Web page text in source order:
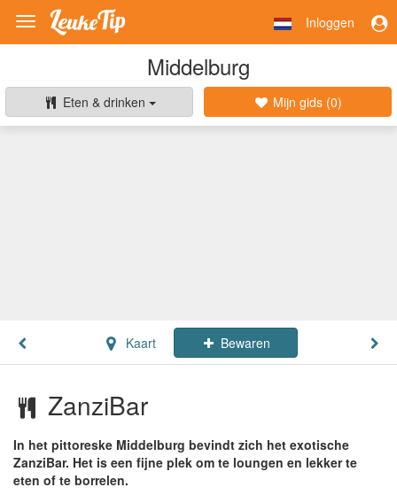
Toggle
navigation
Inloggen
Middelburg
Eten & drinken Mijn gids (0)
Kaart Bewaren
ZanziBar
In het pittoreske Middelburg bevindt zich het exotische
ZanziBar. Het is een fijne plek om te loungen en lekker te
eten of te borrelen.